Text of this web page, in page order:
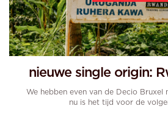
nieuwe single origin:
We hebben even van de Decio Bruxel
nu is het tijd voor de